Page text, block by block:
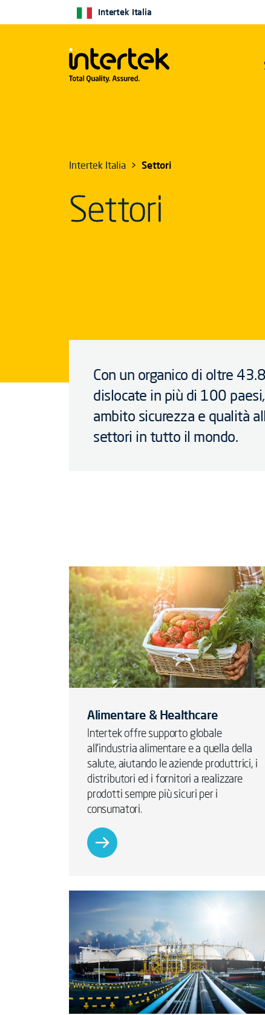
Intertek Italia
Intertek Italia Settori
Settori
Con un organico di oltre
dislocate in più di 100
ambito sicurezza e qualità
settori in tutto il mondo.
Alimentare & Healthcare
Intertek offre supporto globale
all'industria alimentare e a quella della
salute, aiutando le aziende produttrici, i
distributori ed i fornitori a realizzare
prodotti sempre più sicuri per i
consumatori.